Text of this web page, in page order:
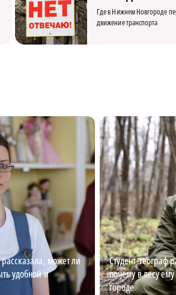
Где в Нижнем Новгороде
движение транспорта
может ли
удобной и
Студент-географ
почему в лесу
городе